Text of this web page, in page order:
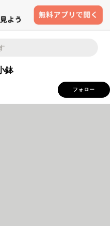
鉢
フォロー